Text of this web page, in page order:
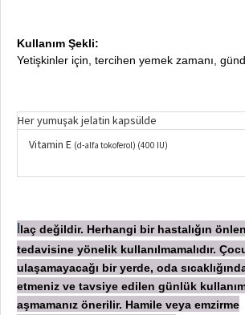
Kullanım Şekli:
Yetişkinler için, tercihen yemek zamanı,
Her yumuşak jelatin kapsülde
Vitamin E (d-alfa tokoferol) (400 IU)
laç değildir. Herhangi bir hastalığın
tedavisine yönelik kullanılmamalıdır.
ulaşamayacağı bir yerde, oda
etmeniz ve tavsiye edilen günlük kullanım
aşmamanız önerilir. Hamile veya emzirme